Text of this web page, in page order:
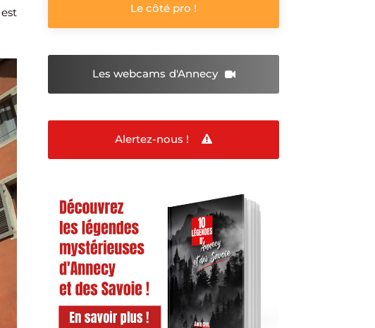
Le côté pro !
Les webcams d'Annecy
Alertez-nous !